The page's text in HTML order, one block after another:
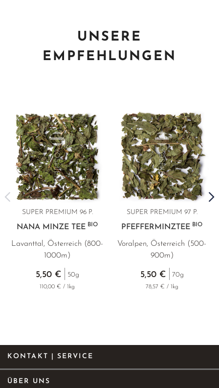
UNSERE
EMPFEHLUNGEN
SUPER PREMIUM 96 P.
NANA MINZE TEE BIO
Lavanttal, Österreich (800-
1000m)
5,50 € 50g
110,00 € / 1kg
SUPER PREMIUM 97 P.
PFEFFERMINZTEE BIO
Voralpen, Österreich (500-
900m)
5,50 € 70g
78,57 € / 1kg
KONTAKT | SERVICE
ÜBER UNS